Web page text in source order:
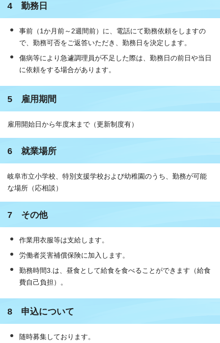
4 勤務日
事前（1か月前～2週間前）に、電話にて勤務依頼をしますの
で、勤務可否をご返答いただき、勤務日を決定します。
傷病等により急遽調理員が不足した際は、勤務日の前日や当日
に依頼をする場合があります。
5 雇用期間
雇用開始日から年度末まで（更新制度有）
6 就業場所
岐阜市立小学校、特別支援学校および幼稚園のうち、勤務が可能
な場所（応相談）
7 その他
作業用衣服等は支給します。
労働者災害補償保険に加入します。
勤務時間3.は、昼食として給食を食べることができます（給食
費自己負担）。
8 申込について
随時募集しております。